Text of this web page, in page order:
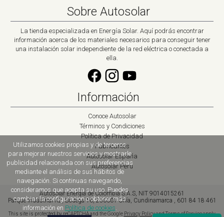
Sobre Autosolar
La tienda especializada en Energía Solar. Aquí podrás encontrar
información acerca de los materiales necesarios para conseguir tener
una instalación solar independiente de la red eléctrica o conectada a
ella.
Información
Conoce Autosolar
Términos y Condiciones
Política de Privacidad
Fabricantes
Autosolar España
Autosolar Peru
Autosolar Energía de Colombia S.A.S, NIT 9014015261
Parque Industrial K2,Bodega 16,250001 Chía, Cundinamarca 601 84 18 461
This site is protected by reCAPTCHA and the Google Privacy PolicyandTerms of Serviceapply.
Utilizamos cookies propias y de terceros
para mejorar nuestros servicios y mostrarle
publicidad relacionada con sus preferencias
mediante el análisis de sus hábitos de
navegación. Si continuas navegando,
consideramos que acepta su uso. Puedes
cambiar la configuración o obtener más
información en Política de cookies.